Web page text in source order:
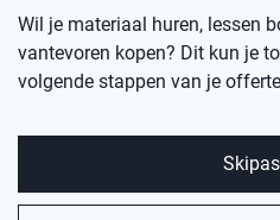
Wil je materiaal huren, lessen
vantevoren kopen? Dit kun je
volgende stappen van je